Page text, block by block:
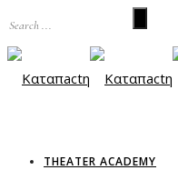
THEATER ACADEMY